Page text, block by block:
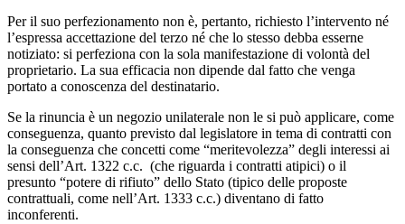
Per il suo perfezionamento non è, pertanto, richiesto l’intervento né
l’espressa accettazione del terzo né che lo stesso debba esserne
notiziato: si perfeziona con la sola manifestazione di volontà del
proprietario. La sua efficacia non dipende dal fatto che venga
portato a conoscenza del destinatario.
Se la rinuncia è un negozio unilaterale non le si può applicare, come
conseguenza, quanto previsto dal legislatore in tema di contratti con
la conseguenza che concetti come “meritevolezza” degli interessi ai
sensi dell’Art. 1322 c.c. (che riguarda i contratti atipici) o il
presunto “potere di rifiuto” dello Stato (tipico delle proposte
contrattuali, come nell’Art. 1333 c.c.) diventano di fatto
inconferenti.